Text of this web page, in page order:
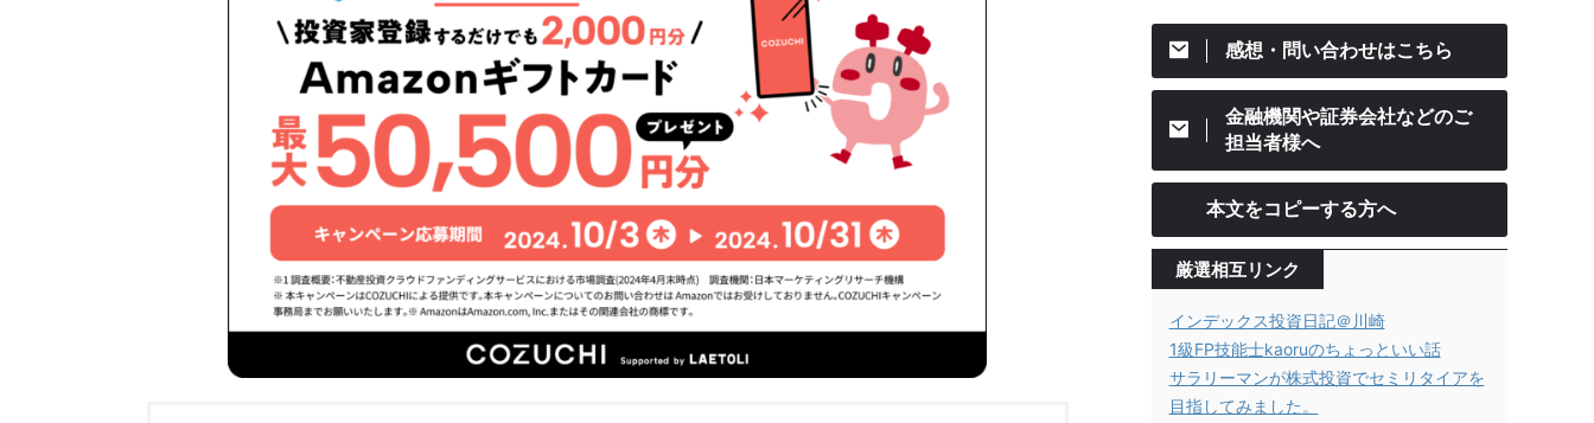
感想・問い合わせはこちら
金融機関や証券会社などのご
担当者様へ
本文をコピーする方へ
厳選相互リンク
インデックス投資日記＠川崎
1級FP技能士kaoruのちょっといい話
サラリーマンが株式投資でセミリタイアを
目指してみました。